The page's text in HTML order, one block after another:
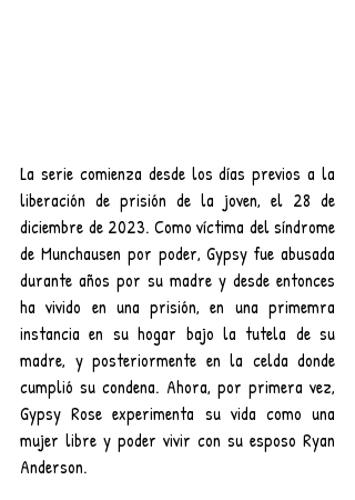
La serie comienza desde los días previos a la
liberación de prisión de la joven, el 28 de
diciembre de 2023. Como víctima del síndrome
de Munchausen por poder, Gypsy fue abusada
durante años por su madre y desde entonces
ha vivido en una prisión, en una primemra
instancia en su hogar bajo la tutela de su
madre, y posteriormente en la celda donde
cumplió su condena. Ahora, por primera vez,
Gypsy Rose experimenta su vida como una
mujer libre y poder vivir con su esposo Ryan
Anderson.